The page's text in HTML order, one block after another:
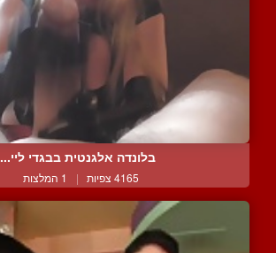
בלונדה אלגנטית בבגדי ליי...
4165 צפיות | 1 המלצות